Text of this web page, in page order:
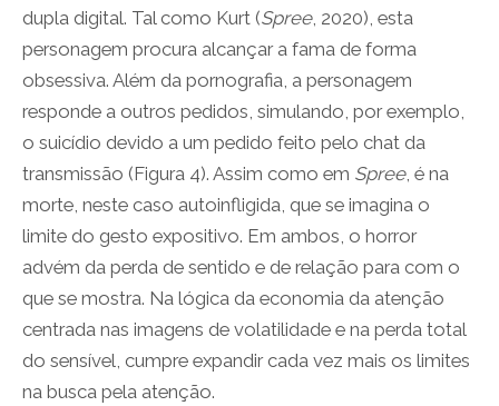
dupla digital. Tal como Kurt (Spree, 2020), esta
personagem procura alcançar a fama de forma
obsessiva. Além da pornografia, a personagem
responde a outros pedidos, simulando, por exemplo,
o suicídio devido a um pedido feito pelo chat da
transmissão (Figura 4). Assim como em Spree, é na
morte, neste caso autoinfligida, que se imagina o
limite do gesto expositivo. Em ambos, o horror
advém da perda de sentido e de relação para com o
que se mostra. Na lógica da economia da atenção
centrada nas imagens de volatilidade e na perda total
do sensível, cumpre expandir cada vez mais os limites
na busca pela atenção.